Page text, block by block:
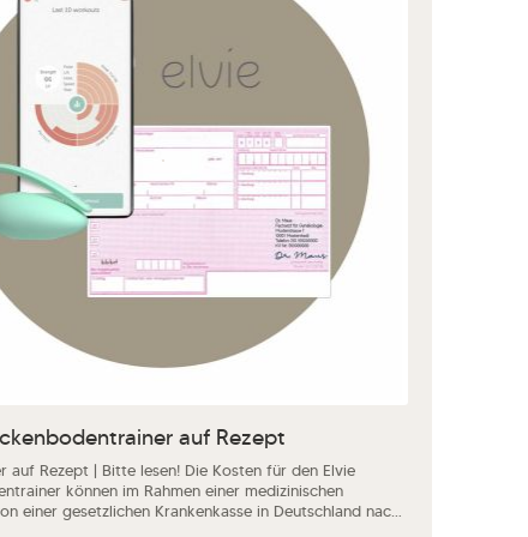
oder benutze die Schaltflächen um
Anzahl: Gib den gewünschten
auf Rezept
auf Rezept | Bitte lesen! Die Kosten für den Elvie
können im Rahmen einer medizinischen
einer gesetzlichen Krankenkasse in Deutschland nach